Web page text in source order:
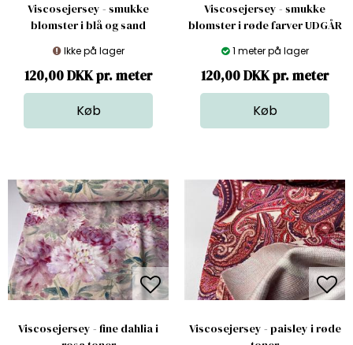
Viscosejersey - smukke
blomster i blå og sand
Ikke på lager
120,00 DKK pr. meter
Viscosejersey - smukke
blomster i røde farver UDGÅR
1 meter på lager
120,00 DKK pr. meter
Viscosejersey - fine dahlia i
Viscosejersey - paisley i røde